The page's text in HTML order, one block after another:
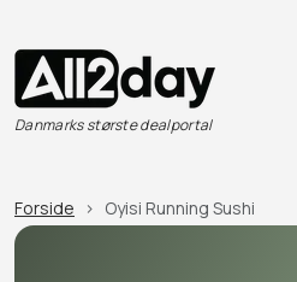
Danmarks største dealportal
Forside Oyisi Running Sushi